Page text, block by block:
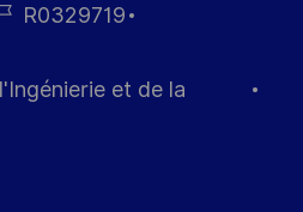
R0329719
et de la